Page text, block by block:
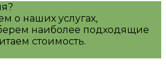
о наших услугах,
наиболее подходящие
стоимость.